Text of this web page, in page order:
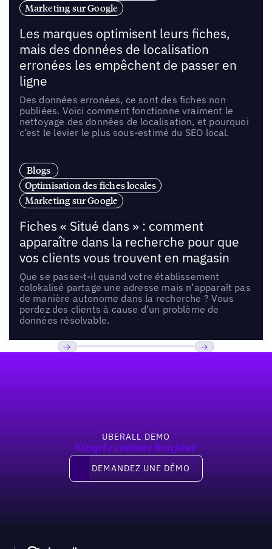
Marketing sur Google
Les marques optimisent leurs fiches,
mais des données de localisation
erronées les empêchent de passer en
ligne
Des données erronées, ce sont des fiches non
publiées. Voici comment fonctionne vraiment le
nettoyage des données de localisation, et pourquoi
c’est le levier le plus sous-estimé du SEO local.
Blogs
Optimisation des fiches locales
Marketing sur Google
Fiches « Situé dans » : comment
apparaître dans la recherche pour que
vos clients vous trouvent en magasin
Que se passe-t-il quand votre établissement
colokalisé partage une adresse mais n’apparaît pas
de manière autonome dans la recherche ? Vous
perdez des clients à cause d’un problème de
données résolvable.
UBERALL DEMO
Simple comme bonjour
Demandez une démo
DEMANDEZ UNE DÉMO